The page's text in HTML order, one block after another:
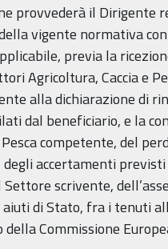
provvederà il Dirigente
vigente normativa
previa la
Agricoltura, Caccia e
alla dichiarazione di
dal beneficiario, e la
competente, del
degli accertamenti
scrivente,
di Stato, fra i tenuti
della Commissione